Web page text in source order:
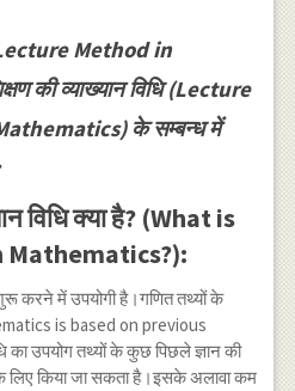
Method in
की व्याख्यान विधि (Lecture
के सम्बन्ध में
विधि क्या है? (What is
शुरू करने में उपयोगी है।गणित तथ्यों के
is based on previous
उपयोग तथ्यों के कुछ पिछले ज्ञान की
लिए किया जा सकता है।इसके अलावा कम